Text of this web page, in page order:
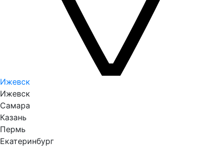
Ижевск
Ижевск
Самара
Казань
Пермь
Екатеринбург